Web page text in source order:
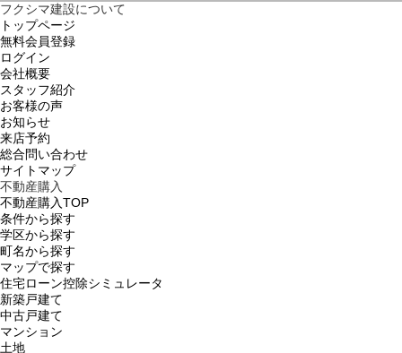
フクシマ建設について
トップページ
無料会員登録
ログイン
会社概要
スタッフ紹介
お客様の声
お知らせ
来店予約
総合問い合わせ
サイトマップ
不動産購入
不動産購入TOP
条件から探す
学区から探す
町名から探す
マップで探す
住宅ローン控除シミュレータ
新築戸建て
中古戸建て
マンション
土地